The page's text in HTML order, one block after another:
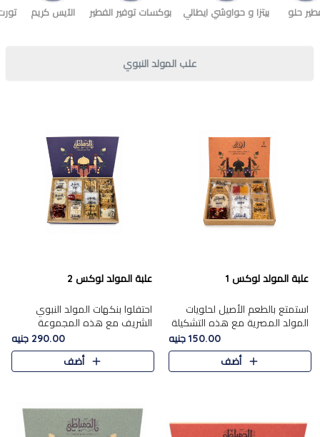
حلو بيتزا و حواوشي ايطالي بوكسات توفير الفطير الآيس كريم
علب المولد النبوي
علبة المولد لوكس 1
استمتع بالطعم الأصيل لحلويات
المولد المصرية مع هذه التشكيلة
المختارة بعناية من 9 قطع. تتضمن
التشكيلة جوزرية مع فول،ملبان
150.00 جنيه
أضف
علبة المولد لوكس 2
احتفلوا بنكهات المولد النبوي
الشريف مع هذه المجموعة
الفاخرة المكونة من 19 قطعة،
والتي تم اختيارها بعناية فائقة لتُبرز
تشكيلة واسعة من الحلويات
290.00 جنيه
أضف